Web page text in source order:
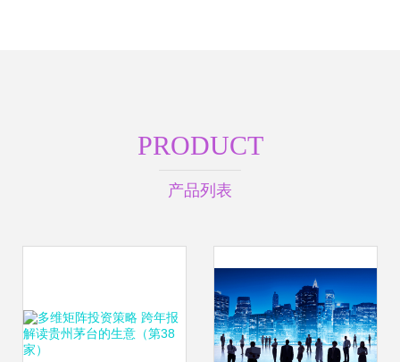
PRODUCT
产品列表